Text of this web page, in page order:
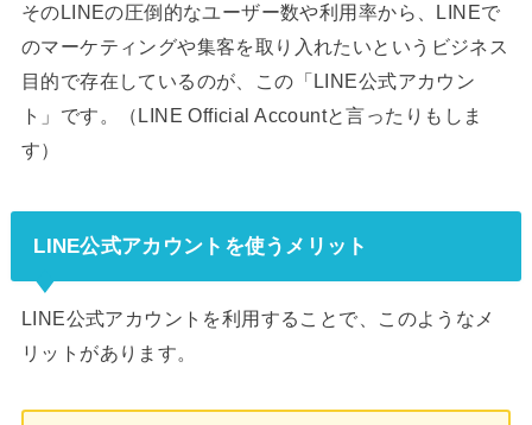
そのLINEの圧倒的なユーザー数や利用率から、LINEで
のマーケティングや集客を取り入れたいというビジネス
目的で存在しているのが、この「LINE公式アカウン
ト」です。（LINE Official Accountと言ったりもしま
す）
LINE公式アカウントを使うメリット
LINE公式アカウントを利用することで、このようなメ
リットがあります。